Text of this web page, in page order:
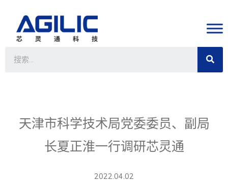
天津市科学技术局党委委员、副局
长夏正淮一行调研芯灵通
2022.04.02